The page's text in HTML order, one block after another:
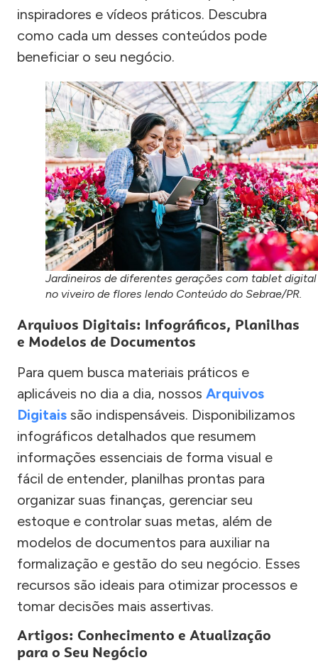
inspiradores e vídeos práticos. Descubra
como cada um desses conteúdos pode
beneficiar o seu negócio.
Jardineiros de diferentes gerações com tablet digital
no viveiro de flores lendo Conteúdo do Sebrae/PR.
Arquivos Digitais: Infográficos, Planilhas
e Modelos de Documentos
Para quem busca materiais práticos e
aplicáveis no dia a dia, nossos Arquivos
Digitais são indispensáveis. Disponibilizamos
infográficos detalhados que resumem
informações essenciais de forma visual e
fácil de entender, planilhas prontas para
organizar suas finanças, gerenciar seu
estoque e controlar suas metas, além de
modelos de documentos para auxiliar na
formalização e gestão do seu negócio. Esses
recursos são ideais para otimizar processos e
tomar decisões mais assertivas.
Artigos: Conhecimento e Atualização
para o Seu Negócio